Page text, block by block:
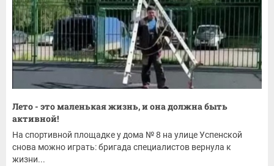
Лето - это маленькая жизнь, и она должна быть
активной!
На спортивной площадке у дома № 8 на улице Успенской
снова можно играть: бригада специалистов вернула к
жизни...